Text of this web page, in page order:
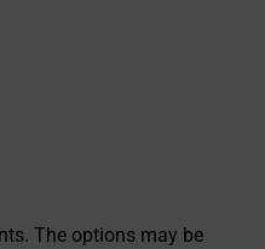
The options may be